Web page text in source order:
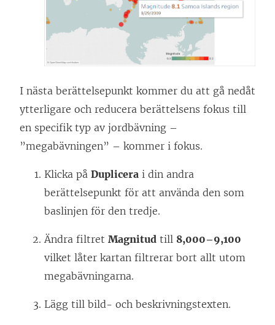
t
r
I nästa berättelsepunkt kommer du att gå nedåt
ytterligare och reducera berättelsens fokus till
en specifik typ av jordbävning –
”megabävningen” – kommer i fokus.
Klicka på Duplicera i din andra
berättelsepunkt för att använda den som
baslinjen för den tredje.
Ändra filtret Magnitud till 8,000–9,100
vilket låter kartan filtrerar bort allt utom
megabävningarna.
Lägg till bild- och beskrivningstexten.